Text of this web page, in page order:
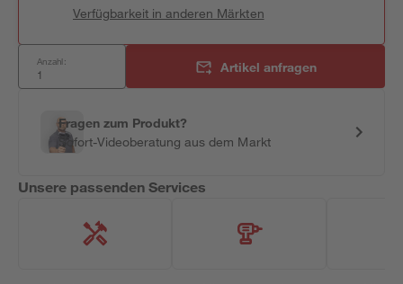
Verfügbarkeit in anderen Märkten
Anzahl: Artikel anfragen
Fragen zum Produkt?
Sofort-Videoberatung aus dem Markt
Unsere passenden Services